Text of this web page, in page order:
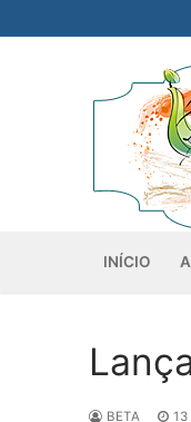
para
INÍCIO
BETA 13